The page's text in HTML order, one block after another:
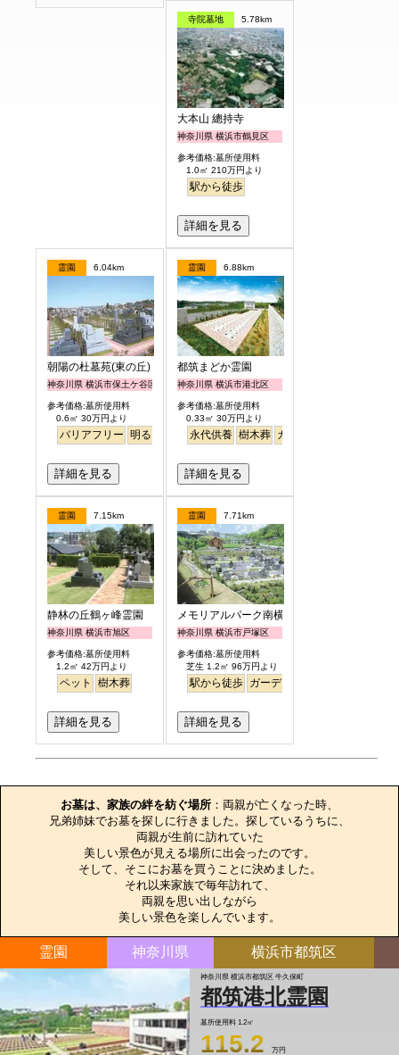
寺院墓地 5.78km
大本山 總持寺
神奈川県 横浜市鶴見区
参考価格:墓所使用料
1.0㎡ 210万円より
駅から徒歩
詳細を見る
霊園 6.04km
朝陽の杜墓苑(東の丘)
神奈川県 横浜市保土ケ谷区
参考価格:墓所使用料
0.6㎡ 30万円より
バリアフリー 明るい
詳細を見る
霊園 6.88km
都筑まどか霊園
神奈川県 横浜市港北区
参考価格:墓所使用料
0.33㎡ 30万円より
永代供養 樹木葬 ガーデニング
詳細を見る
霊園 7.15km
静林の丘鶴ヶ峰霊園
神奈川県 横浜市旭区
参考価格:墓所使用料
1.2㎡ 42万円より
ペット 樹木葬
詳細を見る
霊園 7.71km
メモリアルパーク南横浜
神奈川県 横浜市戸塚区
参考価格:墓所使用料
芝生 1.2㎡ 96万円より
駅から徒歩 ガーデニング
詳細を見る
お墓は、家族の絆を紡ぐ場所 ：両親が亡くなった時、
兄弟姉妹でお墓を探しに行きました。探しているうちに、
両親が生前に訪れていた
美しい景色が見える場所に出会ったのです。
そして、そこにお墓を買うことに決めました。
それ以来家族で毎年訪れて、
両親を思い出しながら
美しい景色を楽しんでいます。
霊園 神奈川県 横浜市都筑区
神奈川県 横浜市都筑区 牛久保町
都筑港北霊園
墓所使用料 1.2㎡
115.2 万円